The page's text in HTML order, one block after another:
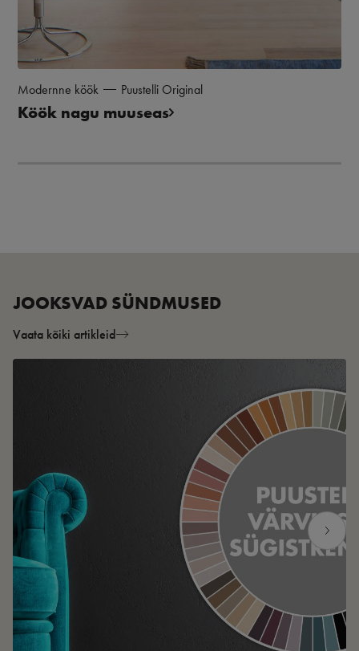
Modernne köök Puustelli Original
Köök nagu muuseas
JOOKSVAD SÜNDMUSED
Vaata kõiki artikleid